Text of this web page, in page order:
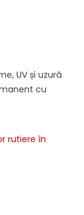
UV și uzură
cu
rutiere în